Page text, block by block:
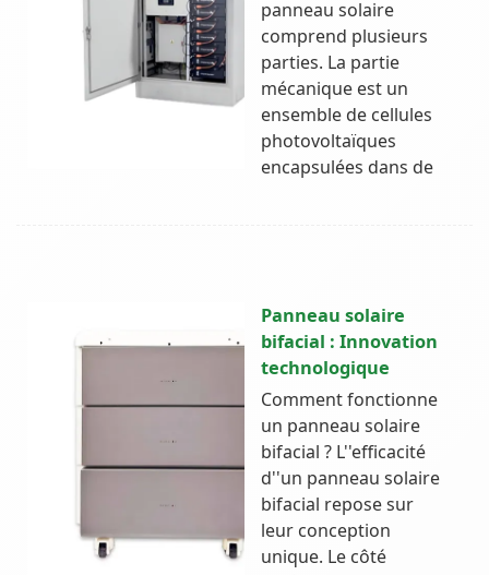
panneau solaire
comprend plusieurs
parties. La partie
mécanique est un
ensemble de cellules
photovoltaïques
encapsulées dans de
Panneau solaire
bifacial : Innovation
technologique
Comment fonctionne
un panneau solaire
bifacial ? L''efficacité
d''un panneau solaire
bifacial repose sur
leur conception
unique. Le côté